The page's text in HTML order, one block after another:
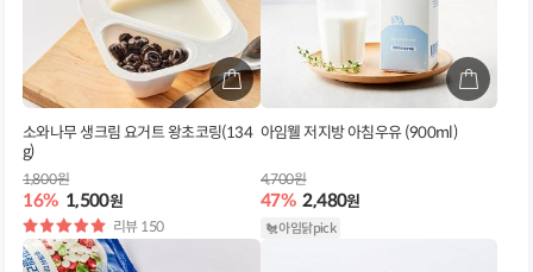
소와나무 생크림 요거트 왕초코링(134
g)
16% 1,500원
1,800원
별
점
리뷰 150
아임웰 저지방 아침우유 (900ml)
47% 2,480원
4,700원
🐔 아임닭pick